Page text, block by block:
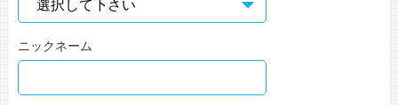
ニックネーム